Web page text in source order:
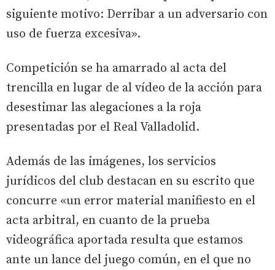
siguiente motivo: Derribar a un adversario con
uso de fuerza excesiva».
Competición se ha amarrado al acta del
trencilla en lugar de al vídeo de la acción para
desestimar las alegaciones a la roja
presentadas por el Real Valladolid.
Además de las imágenes, los servicios
jurídicos del club destacan en su escrito que
concurre «un error material manifiesto en el
acta arbitral, en cuanto de la prueba
videográfica aportada resulta que estamos
ante un lance del juego común, en el que no